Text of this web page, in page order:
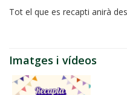
Tot el que es recapti anirà
Imatges i vídeos